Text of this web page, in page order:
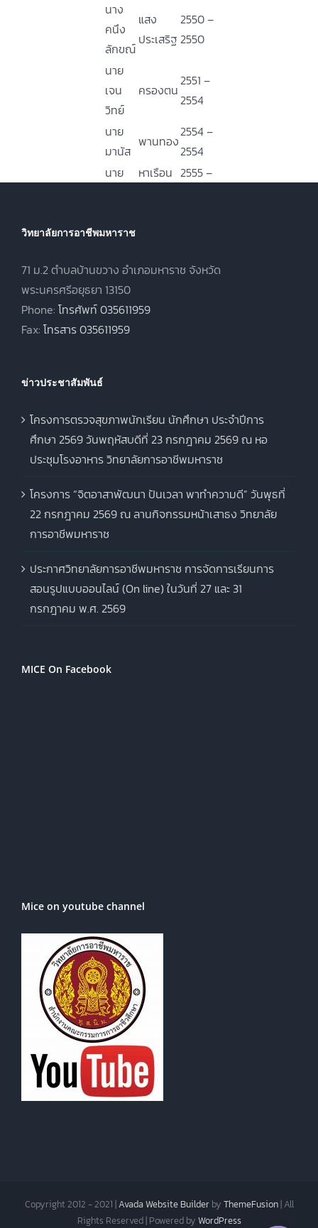
นาง
คนึง
ลักขณ์
แสง
ประเสริฐ
2550 –
2550
นาย
เจน
วิทย์
ครองตน
2551 –
2554
นาย
มานัส
พานทอง
2554 –
2554
นาย
หาเรือน 2555 –
บรรลือ
นาย
สมบัติ
เนียม
2559 –
นาง
ศศิญา
ด้วง
นาง
นันท
วัน
อุบลวัตร
2567 –
ปัจจุบัน
วิทยาลัยการอาชีพมหาราช
71 ม.2 ตำบลบ้านขวาง อำเภอมหาราช จังหวัด
พระนครศรีอยุธยา 13150
Phone: โทรศัพท์ 035611959
Fax: โทรสาร 035611959
ข่าวประชาสัมพันธ์
โครงการตรวจสุขภาพนักเรียน นักศึกษา ประจำปีการ
ศึกษา 2569 วันพฤหัสบดีที่ 23 กรกฎาคม 2569 ณ หอ
ประชุมโรงอาหาร วิทยาลัยการอาชีพมหาราช
โครงการ “จิตอาสาพัฒนา ปันเวลา พาทำความดี” วันพุธที่
22 กรกฎาคม 2569 ณ ลานกิจกรรมหน้าเสาธง วิทยาลัย
การอาชีพมหาราช
ประกาศวิทยาลัยการอาชีพมหาราช การจัดการเรียนการ
สอนรูปแบบออนไลน์ (On line) ในวันที่ 27 และ 31
กรกฎาคม พ.ศ. 2569
MICE On Facebook
Mice on youtube channel
Copyright 2012 - 2021 |Avada Website Builderby ThemeFusion| All
Rights Reserved | Powered by WordPress